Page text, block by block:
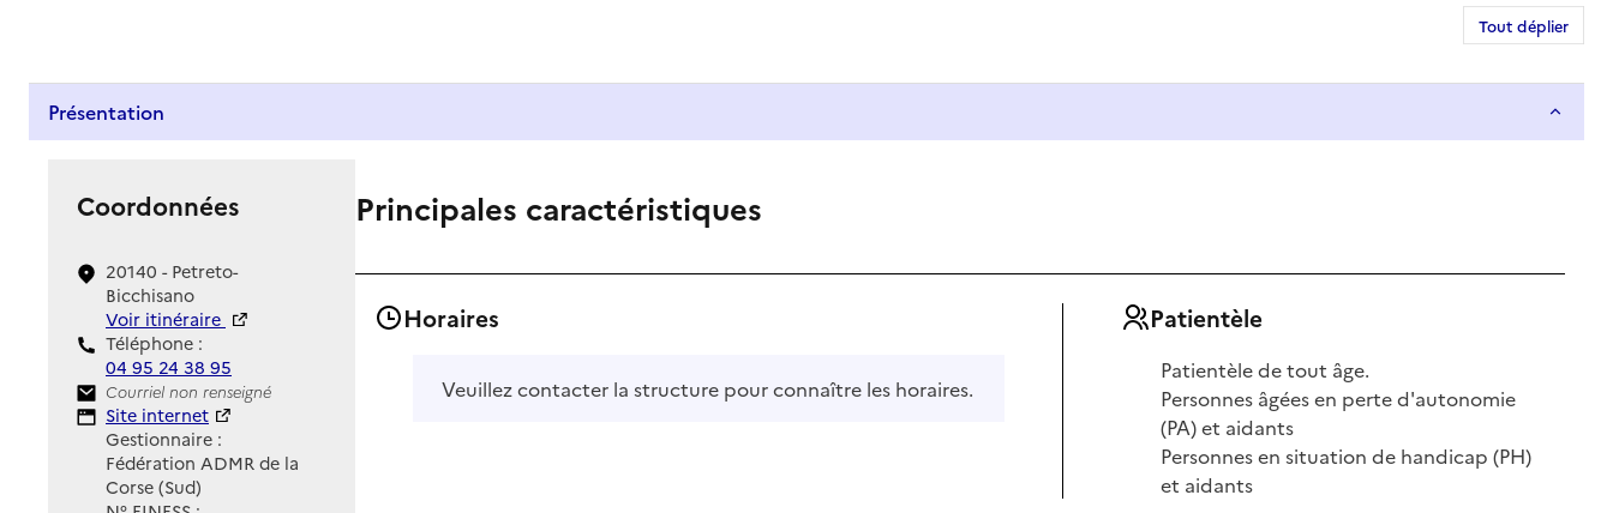
Tout déplier
Présentation
Coordonnées
20140 - Petreto-
Bicchisano
Voir itinéraire
Téléphone :
04 95 24 38 95
Contact
Courriel non renseigné
Site Internet
Site internet
Gestionnaire :
Fédération ADMR de la
Corse (Sud)
Principales caractéristiques
Horaires
Veuillez contacter la structure pour connaître les horaires.
Patientèle
Patientèle de tout âge.
Personnes âgées en perte d'autonomie
(PA) et aidants
Personnes en situation de handicap (PH)
et aidants